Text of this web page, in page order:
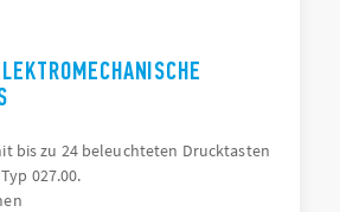
bis zu 24 beleuchteten Drucktasten
027.00.